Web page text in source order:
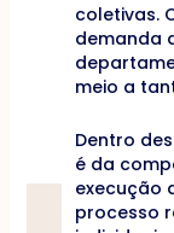
coletivas.
demanda
meio a
Dentro
é da
execução
processo